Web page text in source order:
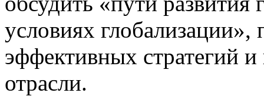
условиях
эффективных стратегий
отрасли.